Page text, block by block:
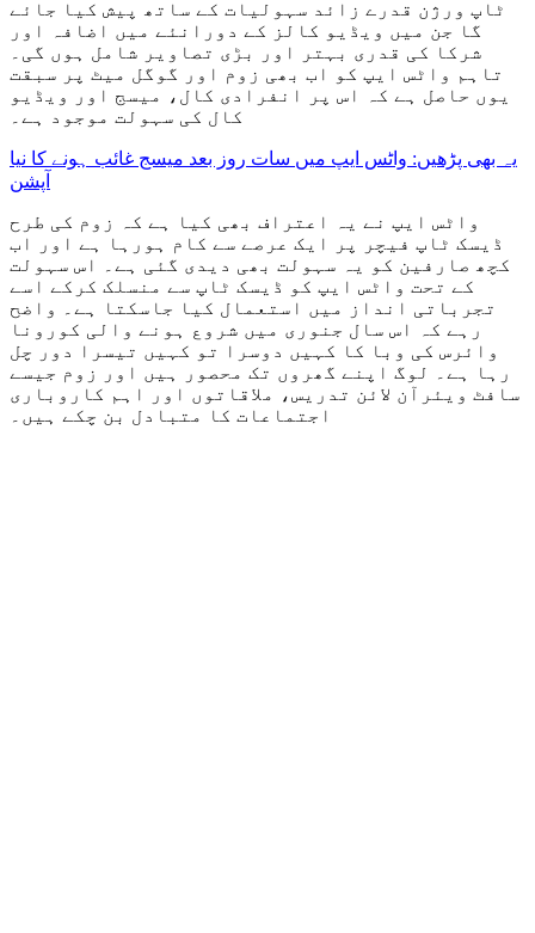
ٹاپ ورژن قدرے زائد سہولیات کے ساتھ پیش کیا جائے
گا جن میں ویڈیو کالز کے دورانئے میں اضافہ اور
شرکا کی قدری بہتر اور بڑی تصاویر شامل ہوں گی۔
تاہم واٹس ایپ کو اب بھی زوم اور گوگل میٹ پر سبقت
یوں حاصل ہے کہ اس پر انفرادی کال، میسج اور ویڈیو
کال کی سہولت موجود ہے۔
یہ بھی پڑھیں: واٹس ایپ میں سات روز بعد میسج غائب ہونے کا نیا
آپشن
واٹس ایپ نے یہ اعتراف بھی کیا ہے کہ زوم کی طرح
ڈیسک ٹاپ فیچر پر ایک عرصے سے کام ہورہا ہے اور اب
کچھ صارفین کو یہ سہولت بھی دیدی گئی ہے۔ اس سہولت
کے تحت واٹس ایپ کو ڈیسک ٹاپ سے منسلک کرکے اسے
تجرباتی انداز میں استعمال کیا جاسکتا ہے۔ واضح
رہے کہ اس سال جنوری میں شروع ہونے والی کورونا
وائرس کی وبا کا کہیں دوسرا تو کہیں تیسرا دور چل
رہا ہے۔ لوگ اپنے گھروں تک محصور ہیں اور زوم جیسے
سافٹ ویئرآن لائن تدریس، ملاقاتوں اور اہم کاروباری
اجتماعات کا متبادل بن چکے ہیں۔